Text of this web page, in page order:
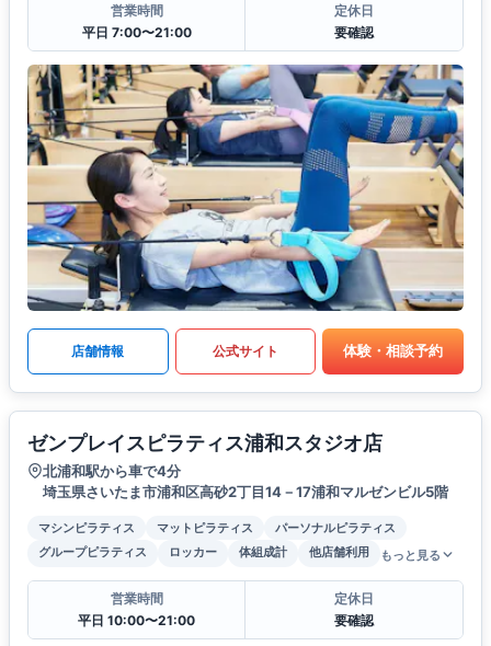
営業時間
平日 7:00〜21:00
定休日
要確認
店舗情報 公式サイト 体験・相談予約
ゼンプレイスピラティス浦和スタジオ店
北浦和駅から車で4分
埼玉県さいたま市浦和区高砂2丁目14－17浦和マルゼンビル5階
マシンピラティス マットピラティス
パーソナルピラティス
グループピラティス
ロッカー 体組成計 他店舗利用 もっと見る
営業時間
平日 10:00〜21:00
定休日
要確認